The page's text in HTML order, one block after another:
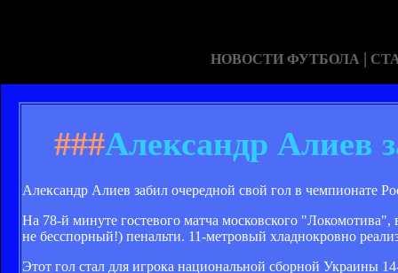
НОВОСТИ ФУТБОЛА |
###Александр Алиев
Александр Алиев забил очередной свой гол в чемпионате
На 78-й минуте гостевого матча московского
не бесспорный!) пенальти. 11-метровый хладнокровно
Этот гол стал для игрока национальной сборной Украины